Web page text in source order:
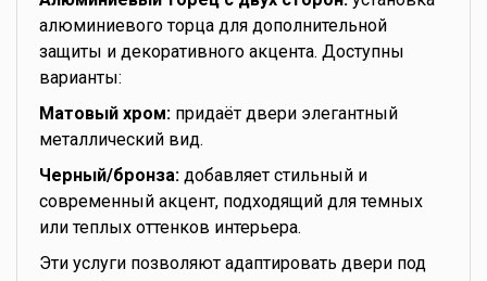
алюминиевого торца для дополнительной
защиты и декоративного акцента. Доступны
варианты:
Матовый хром: придаёт двери элегантный
металлический вид.
Черный/бронза: добавляет стильный и
современный акцент, подходящий для темных
или теплых оттенков интерьера.
Эти услуги позволяют адаптировать двери под